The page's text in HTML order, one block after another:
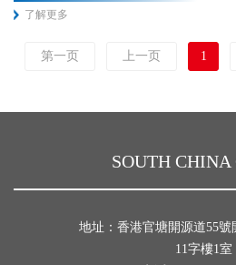
了解更多
第一页 上一页 1
SOUTH CHINA
地址：香港官塘開源道55號
11字樓1室